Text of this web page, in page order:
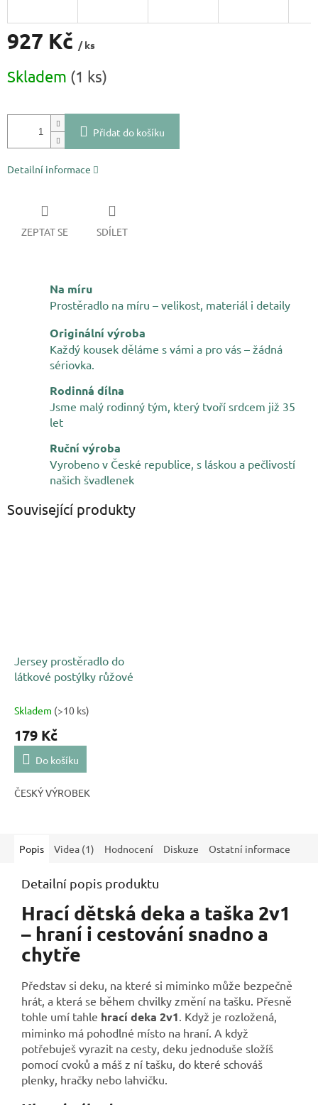
927 Kč / ks
cena:
Skladem (1 ks)
Přidat do košíku
Detailní informace
ZEPTAT SE SDÍLET
Na míru
Prostěradlo na míru – velikost, materiál i detaily
Originální výroba
Každý kousek děláme s vámi a pro vás – žádná
sériovka.
Rodinná dílna
Jsme malý rodinný tým, který tvoří srdcem již 35
let
Ruční výroba
Vyrobeno v České republice, s láskou a pečlivostí
našich švadlenek
Související produkty
Jersey prostěradlo do
látkové postýlky růžové
Skladem (>10 ks)
179 Kč
Do košíku
ČESKÝ VÝROBEK
Popis Videa (1) Hodnocení Diskuze Ostatní informace
Detailní popis produktu
Hrací dětská deka a taška 2v1
– hraní i cestování snadno a
chytře
Představ si deku, na které si miminko může bezpečně
hrát, a která se během chvilky změní na tašku. Přesně
tohle umí tahle hrací deka 2v1. Když je rozložená,
miminko má pohodlné místo na hraní. A když
potřebuješ vyrazit na cesty, deku jednoduše složíš
pomocí cvoků a máš z ní tašku, do které schováš
plenky, hračky nebo lahvičku.